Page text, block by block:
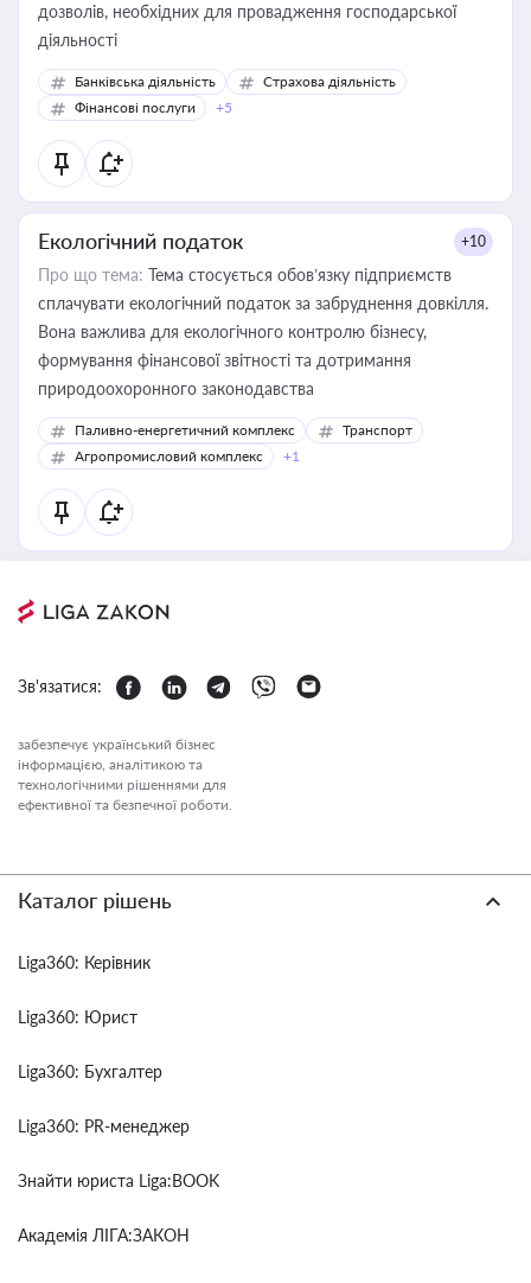
дозволів, необхідних для провадження господарської
діяльності
Банківська діяльність
Страхова діяльність
Фінансові послуги
+5
Екологічний податок +10
Про що тема: Тема стосується обов’язку підприємств
сплачувати екологічний податок за забруднення довкілля.
Вона важлива для екологічного контролю бізнесу,
формування фінансової звітності та дотримання
природоохоронного законодавства
Паливно-енергетичний комплекс
Транспорт
Агропромисловий комплекс
+1
Зв'язатися:
забезпечує український бізнес
інформацією, аналітикою та
технологічними рішеннями для
ефективної та безпечної роботи.
Каталог рішень
Liga360: Керівник
Liga360: Юрист
Liga360: Бухгалтер
Liga360: PR-менеджер
Знайти юриста Liga:BOOK
Академія ЛІГА:ЗАКОН